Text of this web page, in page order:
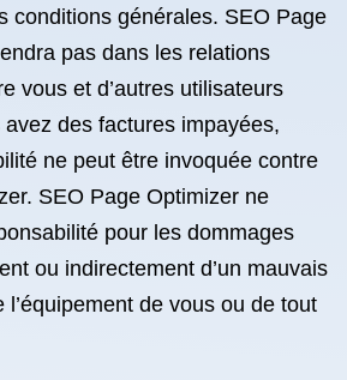
conditions générales. SEO Page
pas dans les relations
vous et d’autres utilisateurs
avez des factures impayées,
ne peut être invoquée contre
SEO Page Optimizer ne
pour les dommages
ou indirectement d’un mauvais
l’équipement de vous ou de tout